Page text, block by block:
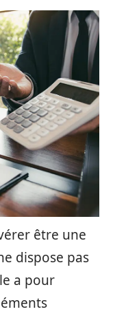
être une
dispose pas
a pour